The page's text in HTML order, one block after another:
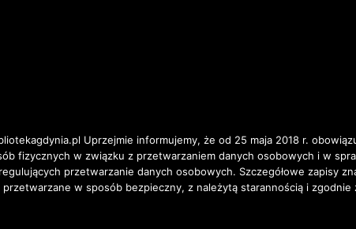
Uprzejmie informujemy, że od 25 maja 2018 r.
fizycznych w związku z przetwarzaniem danych osobowych i w
przetwarzanie danych osobowych. Szczegółowe zapisy
w sposób bezpieczny, z należytą starannością i zgodnie